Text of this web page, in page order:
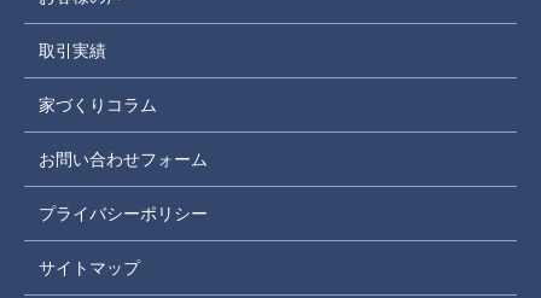
取引実績
家づくりコラム
お問い合わせフォーム
プライバシーポリシー
サイトマップ